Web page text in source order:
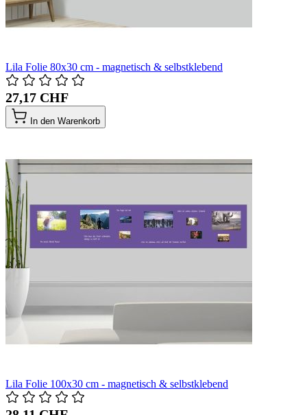
Lila Folie 80x30 cm - magnetisch & selbstklebend
27,17 CHF
In den Warenkorb
Lila Folie 100x30 cm - magnetisch & selbstklebend